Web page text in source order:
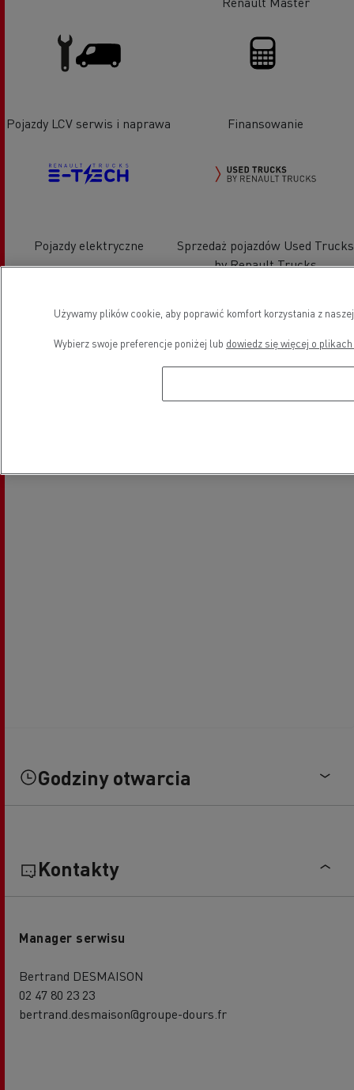
Pojazdy LCV serwis i naprawa Finansowanie
Pojazdy elektryczne
Sprzedaż pojazdów Used Trucks
by Renault Trucks
Lokalizacja
Godziny otwarcia
Kontakty
Manager serwisu
Bertrand DESMAISON
02 47 80 23 23
bertrand.desmaison@groupe-dours.fr
Używamy plików cookie, aby poprawić komfort korzystania z
Wybierz swoje preferencje poniżej lub dowiedz się więcej o